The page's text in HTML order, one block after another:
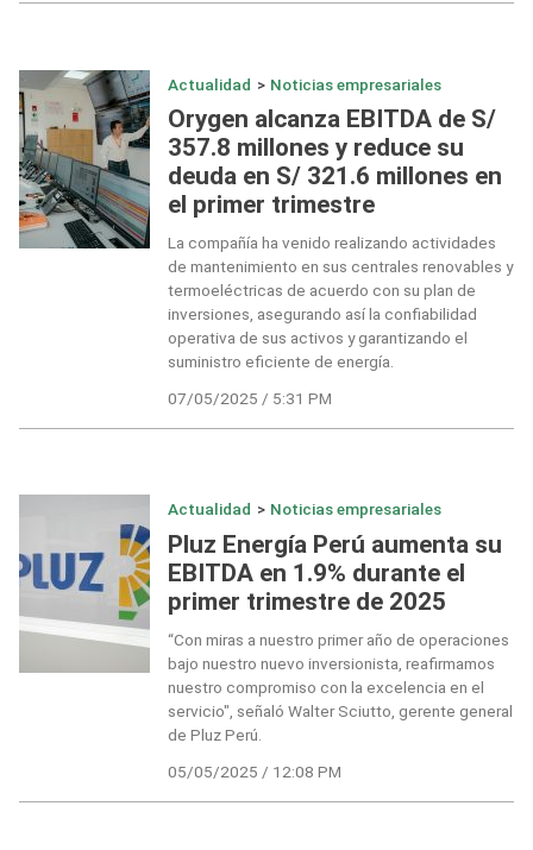
Actualidad > Noticias empresariales
Orygen alcanza EBITDA de S/
357.8 millones y reduce su
deuda en S/ 321.6 millones en
el primer trimestre
La compañía ha venido realizando actividades
de mantenimiento en sus centrales renovables y
termoeléctricas de acuerdo con su plan de
inversiones, asegurando así la confiabilidad
operativa de sus activos y garantizando el
suministro eficiente de energía.
07/05/2025 / 5:31 PM
Actualidad > Noticias empresariales
Pluz Energía Perú aumenta su
EBITDA en 1.9% durante el
primer trimestre de 2025
“Con miras a nuestro primer año de operaciones
bajo nuestro nuevo inversionista, reafirmamos
nuestro compromiso con la excelencia en el
servicio", señaló Walter Sciutto, gerente general
de Pluz Perú.
05/05/2025 / 12:08 PM